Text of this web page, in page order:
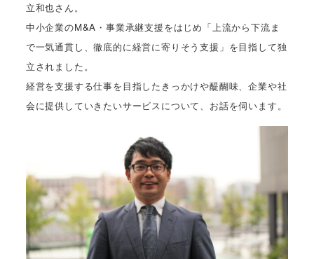
立和也さん。
中小企業のM&A・事業承継支援をはじめ「上流から下流ま
で一気通貫し、徹底的に経営に寄りそう支援」を目指して独
立されました。
経営を支援する仕事を目指したきっかけや醍醐味、企業や社
会に提供していきたいサービスについて、お話を伺います。